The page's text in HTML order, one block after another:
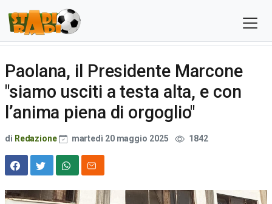
Paolana, il Presidente Marcone
"siamo usciti a testa alta, e con
l’anima piena di orgoglio"
di Redazione martedì 20 maggio 2025 1842